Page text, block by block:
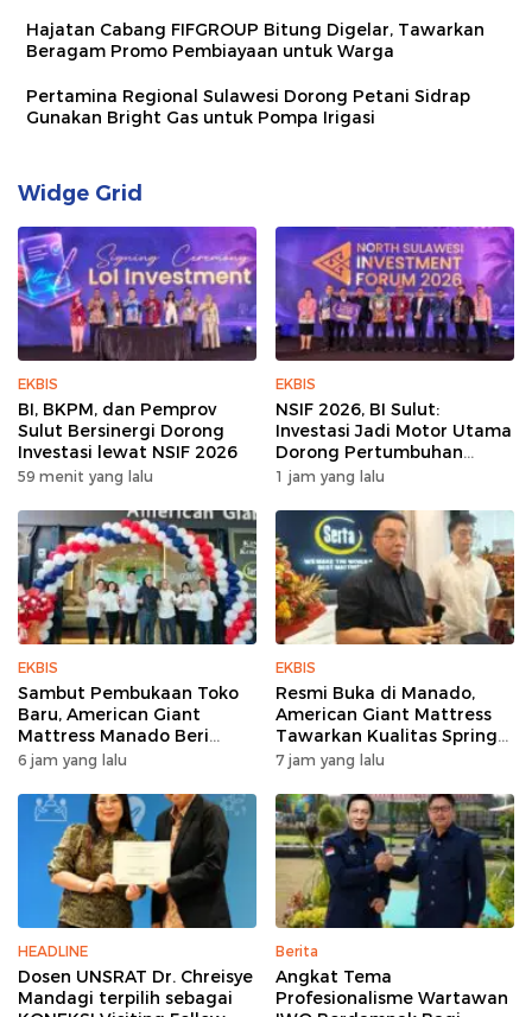
Hajatan Cabang FIFGROUP Bitung Digelar, Tawarkan
Beragam Promo Pembiayaan untuk Warga
Pertamina Regional Sulawesi Dorong Petani Sidrap
Gunakan Bright Gas untuk Pompa Irigasi
Widge Grid
EKBIS
BI, BKPM, dan Pemprov
Sulut Bersinergi Dorong
Investasi lewat NSIF 2026
59 menit yang lalu
EKBIS
NSIF 2026, BI Sulut:
Investasi Jadi Motor Utama
Dorong Pertumbuhan
Ekonomi Sulut
1 jam yang lalu
EKBIS
Sambut Pembukaan Toko
Baru, American Giant
Mattress Manado Beri
Promo Hemat Jutaan
6 jam yang lalu
EKBIS
Resmi Buka di Manado,
American Giant Mattress
Tawarkan Kualitas Spring
Bed Premium
7 jam yang lalu
HEADLINE
Dosen UNSRAT Dr. Chreisye
Mandagi terpilih sebagai
Berita
Angkat Tema
Profesionalisme Wartawan